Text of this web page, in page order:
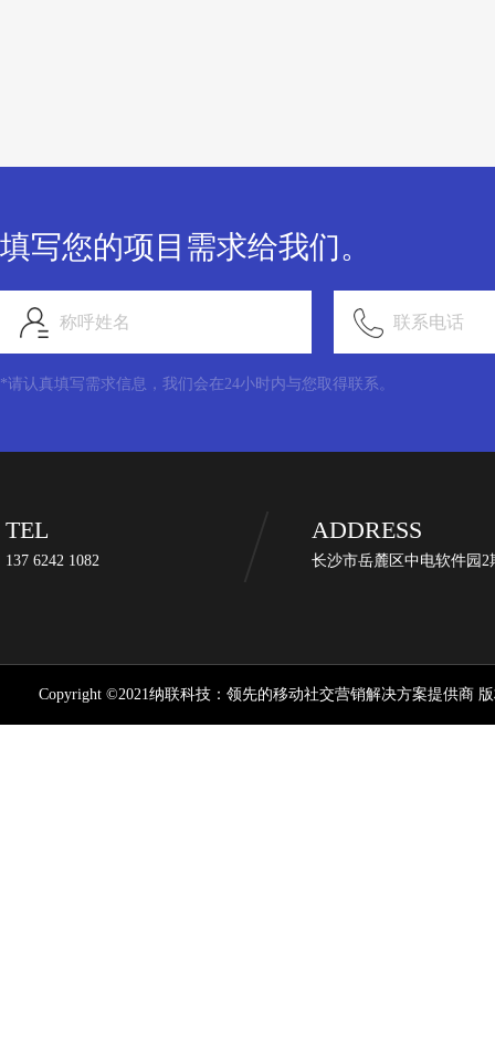
填写您的项目需求给我们。
称呼姓名 联系电话
*请认真填写需求信息，我们会在24小时内与您取得联系。
TEL
137 6242 1082
ADDRESS
长沙市岳麓区中电软件园2
Copyright ©2021纳联科技：领先的移动社交营销解决方案提供商